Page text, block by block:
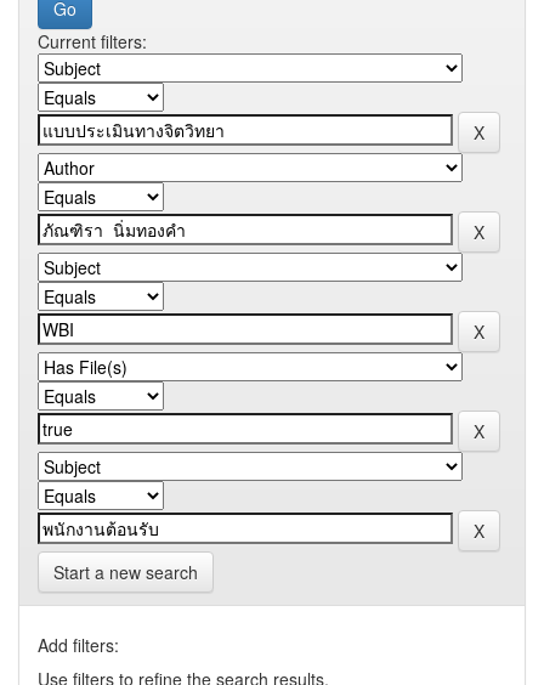
Current filters:
Start a new search
Add filters:
Use filters to refine the search results.